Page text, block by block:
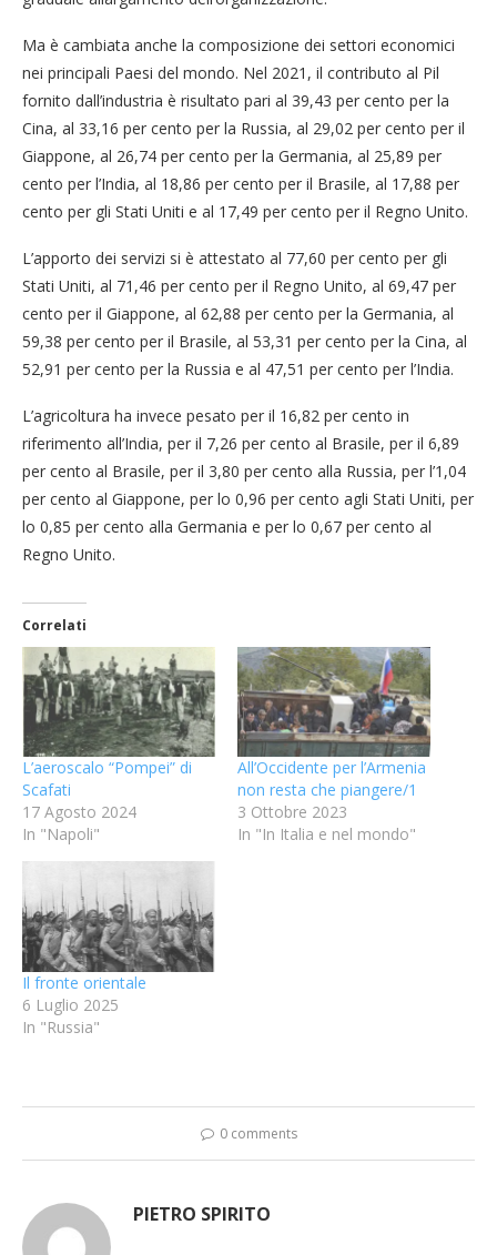
Ma è cambiata anche la composizione dei settori economici
nei principali Paesi del mondo. Nel 2021, il contributo al Pil
fornito dall’industria è risultato pari al 39,43 per cento per la
Cina, al 33,16 per cento per la Russia, al 29,02 per cento per il
Giappone, al 26,74 per cento per la Germania, al 25,89 per
cento per l’India, al 18,86 per cento per il Brasile, al 17,88 per
cento per gli Stati Uniti e al 17,49 per cento per il Regno Unito.
L’apporto dei servizi si è attestato al 77,60 per cento per gli
Stati Uniti, al 71,46 per cento per il Regno Unito, al 69,47 per
cento per il Giappone, al 62,88 per cento per la Germania, al
59,38 per cento per il Brasile, al 53,31 per cento per la Cina, al
52,91 per cento per la Russia e al 47,51 per cento per l’India.
L’agricoltura ha invece pesato per il 16,82 per cento in
riferimento all’India, per il 7,26 per cento al Brasile, per il 6,89
per cento al Brasile, per il 3,80 per cento alla Russia, per l’1,04
per cento al Giappone, per lo 0,96 per cento agli Stati Uniti, per
lo 0,85 per cento alla Germania e per lo 0,67 per cento al
Regno Unito.
Correlati
L’aeroscalo “Pompei” di
Scafati
17 Agosto 2024
In "Napoli"
All’Occidente per l’Armenia
non resta che piangere/1
3 Ottobre 2023
In "In Italia e nel mondo"
Il fronte orientale
6 Luglio 2025
In "Russia"
0 comments
PIETRO SPIRITO